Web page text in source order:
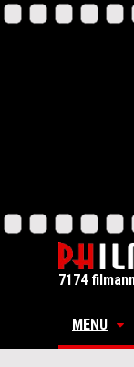
7174
MENU